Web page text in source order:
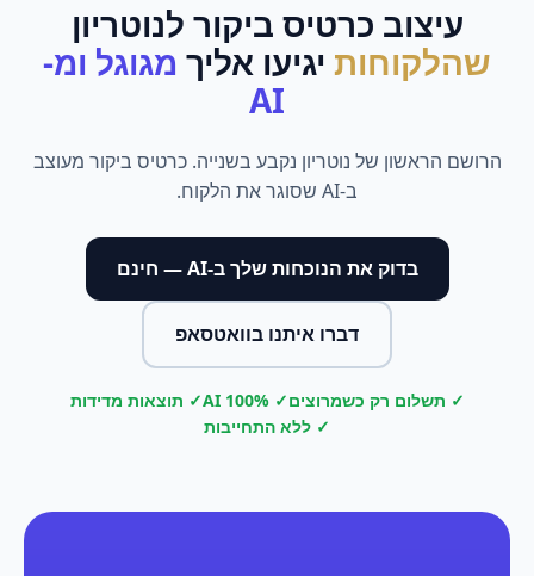
עיצוב כרטיס ביקור לנוטריון
שהלקוחות יגיעו אליך מגוגל ומ-
AI
הרושם הראשון של נוטריון נקבע בשנייה. כרטיס ביקור מעוצב
ב-AI שסוגר את הלקוח.
בדוק את הנוכחות שלך ב-AI — חינם
דברו איתנו בוואטסאפ
✓ תשלום רק כשמרוצים✓ 100% AI
✓ תוצאות מדידות
✓ ללא התחייבות